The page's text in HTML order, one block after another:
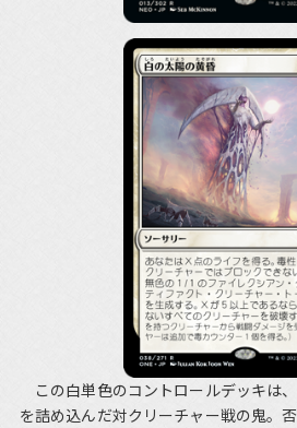
この白単色のコントロールデッキは
を詰め込んだ対クリーチャー戦の鬼